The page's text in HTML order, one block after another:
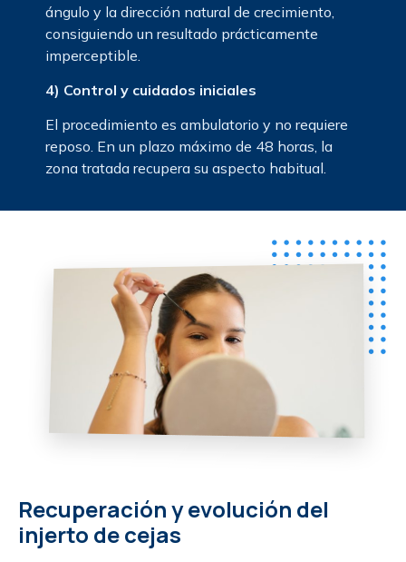
ángulo y la dirección natural de crecimiento,
consiguiendo un resultado prácticamente
imperceptible.
4) Control y cuidados iniciales
El procedimiento es ambulatorio y no requiere
reposo. En un plazo máximo de 48 horas, la
zona tratada recupera su aspecto habitual.
Recuperación y evolución del
injerto de cejas